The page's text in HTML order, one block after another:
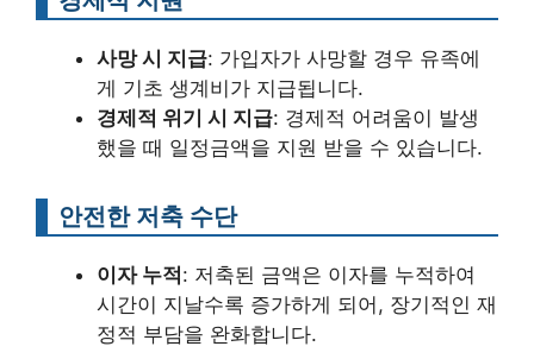
사망 시 지급: 가입자가 사망할 경우 유족에
게 기초 생계비가 지급됩니다.
경제적 위기 시 지급: 경제적 어려움이 발생
했을 때 일정금액을 지원 받을 수 있습니다.
안전한 저축 수단
이자 누적: 저축된 금액은 이자를 누적하여
시간이 지날수록 증가하게 되어, 장기적인 재
정적 부담을 완화합니다.